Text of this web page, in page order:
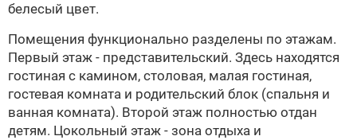
белесый цвет.
Помещения функционально разделены по этажам.
Первый этаж - представительский. Здесь находятся
гостиная с камином, столовая, малая гостиная,
гостевая комната и родительский блок (спальня и
ванная комната). Второй этаж полностью отдан
детям. Цокольный этаж - зона отдыха и